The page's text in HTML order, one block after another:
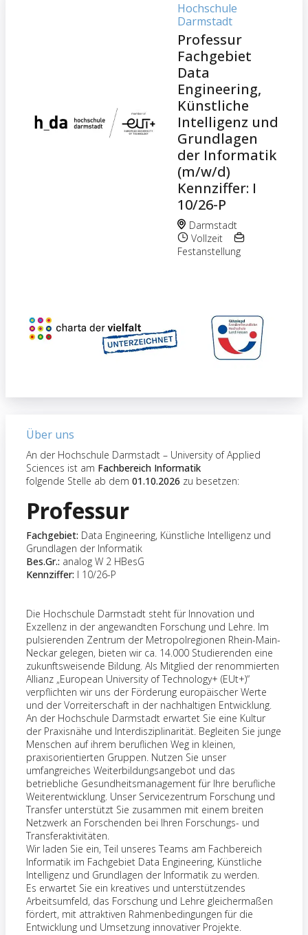
Hochschule
Darmstadt
Professur
Fachgebiet
Data
Engineering,
Künstliche
Intelligenz und
Grundlagen
der Informatik
(m/w/d)
Kennziffer: I
10/26-P
Darmstadt
Vollzeit
Festanstellung
Über uns
An der Hochschule Darmstadt – University of Applied
Sciences ist am Fachbereich Informatik
folgende Stelle ab dem 01.10.2026 zu besetzen:
Professur
Fachgebiet: Data Engineering, Künstliche Intelligenz und
Grundlagen der Informatik
Bes.Gr.: analog W 2 HBesG
Kennziffer: I 10/26-P
Die Hochschule Darmstadt steht für Innovation und
Exzellenz in der angewandten Forschung und Lehre. Im
pulsierenden Zentrum der Metropolregionen Rhein-Main-
Neckar gelegen, bieten wir ca. 14.000 Studierenden eine
zukunftsweisende Bildung. Als Mitglied der renommierten
Allianz „European University of Technology+ (EUt+)“
verpflichten wir uns der Förderung europäischer Werte
und der Vorreiterschaft in der nachhaltigen Entwicklung.
An der Hochschule Darmstadt erwartet Sie eine Kultur
der Praxisnähe und Interdisziplinarität. Begleiten Sie junge
Menschen auf ihrem beruflichen Weg in kleinen,
praxisorientierten Gruppen. Nutzen Sie unser
umfangreiches Weiterbildungsangebot und das
betriebliche Gesundheitsmanagement für Ihre berufliche
Weiterentwicklung. Unser Servicezentrum Forschung und
Transfer unterstützt Sie zusammen mit einem breiten
Netzwerk an Forschenden bei Ihren Forschungs- und
Transferaktivitäten.
Wir laden Sie ein, Teil unseres Teams am Fachbereich
Informatik im Fachgebiet Data Engineering, Künstliche
Intelligenz und Grundlagen der Informatik zu werden.
Es erwartet Sie ein kreatives und unterstützendes
Arbeitsumfeld, das Forschung und Lehre gleichermaßen
fördert, mit attraktiven Rahmenbedingungen für die
Entwicklung und Umsetzung innovativer Projekte.